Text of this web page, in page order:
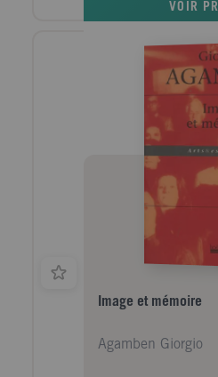
1930 intitulé "LesVOIR
Image et mémoire
Agamben Giorgio